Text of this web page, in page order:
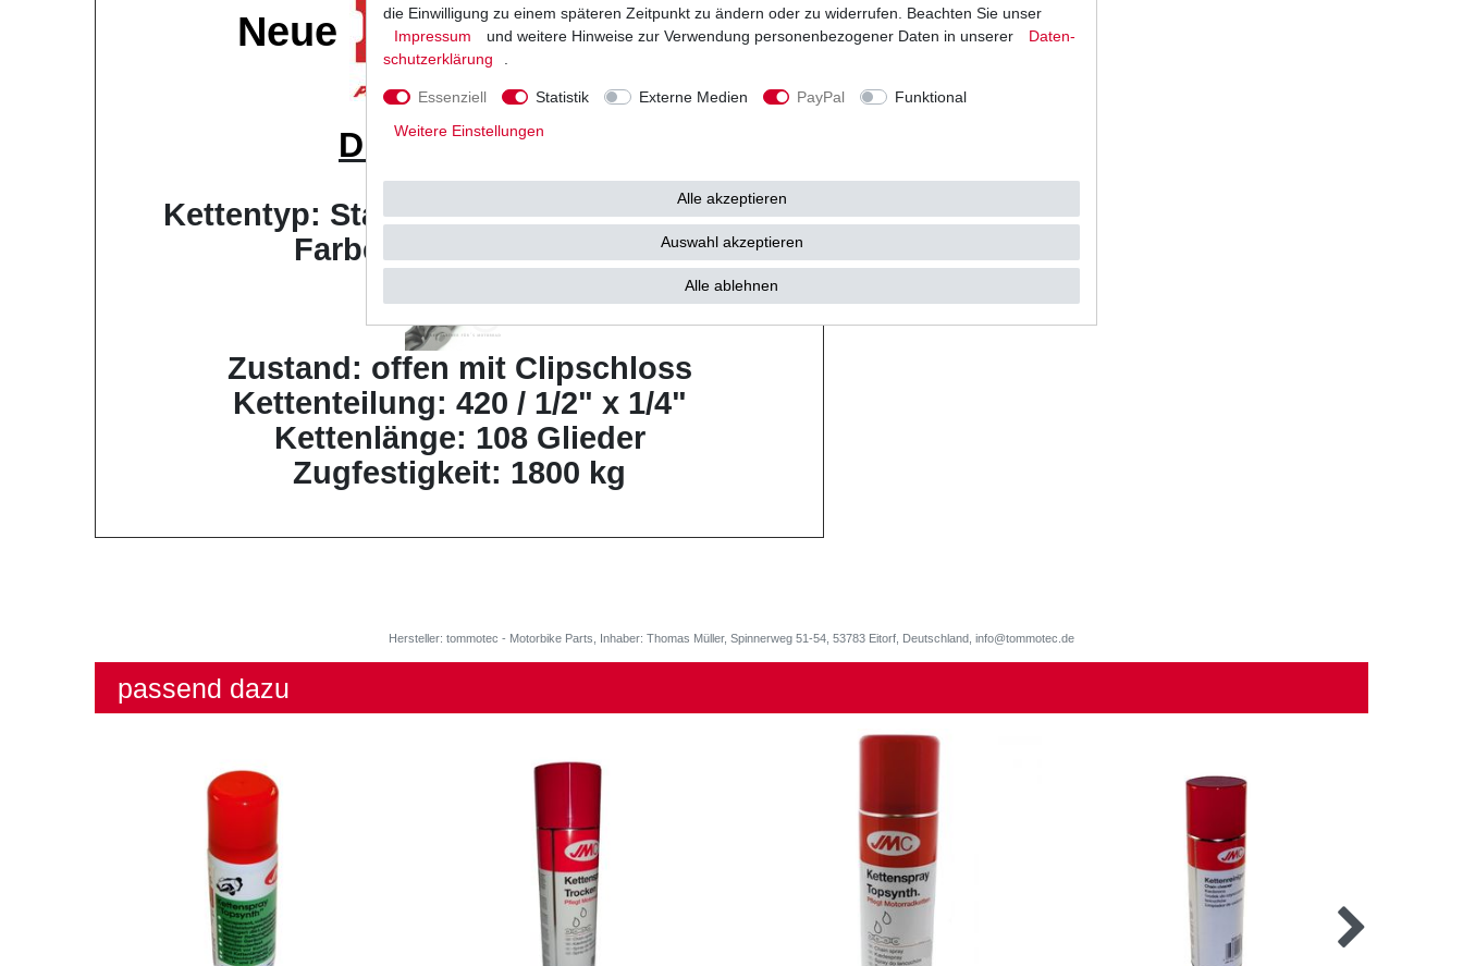
Neue Kette
D.I.D Standard
Musterbild
Kettentyp: Standard - D - ohne O-Ringe
Farbe: schwarz / stahl
Zustand: offen mit Clipschloss
Kettenteilung: 420 / 1/2" x 1/4"
Kettenlänge: 108 Glieder
Zugfestigkeit: 1800 kg
Hersteller: tommotec - Motorbike Parts, Inhaber: Thomas Müller, Spinnerweg 51-54, 53783 Eitorf, Deutschland, info@tommotec.de
passend dazu
die Einwilligung zu einem späteren Zeitpunkt zu ändern oder zu widerrufen. Beachten Sie unser
Impressum
und weitere Hinweise zur Verwendung personenbezogener Daten in unserer
Daten­
schutz­erklärung
Essenziell Statistik Externe Medien PayPal
Funktional
Weitere Einstellungen
Alle akzeptieren
Auswahl akzeptieren
Alle ablehnen